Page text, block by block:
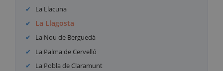
La Llacuna
La Llagosta
La Nou de Berguedà
La Palma de Cervelló
La Pobla de Claramunt